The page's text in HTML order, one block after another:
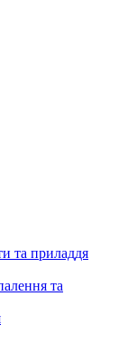
та приладдя
та